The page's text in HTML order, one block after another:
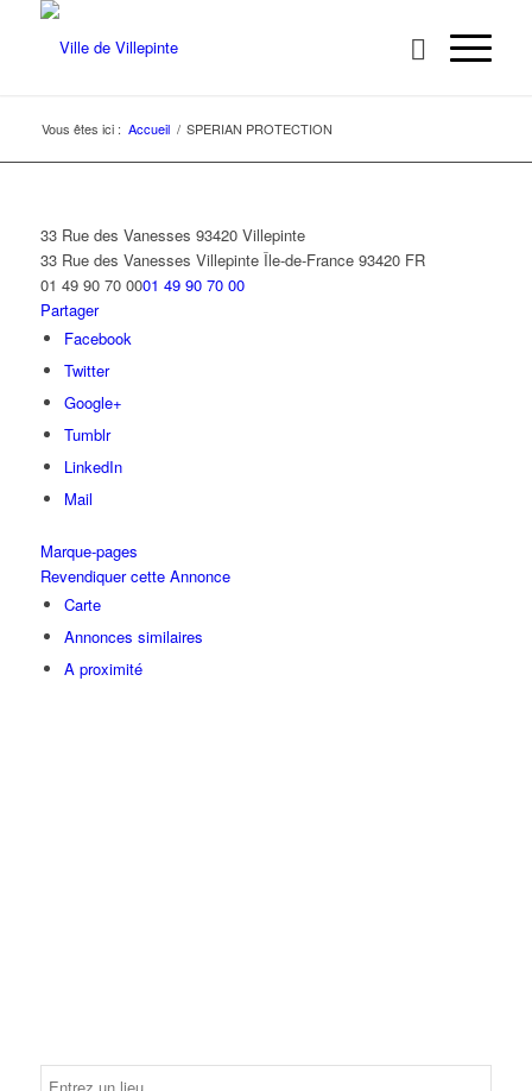
Vous êtes ici : Accueil / SPERIAN PROTECTION
33 Rue des Vanesses 93420 Villepinte
33 Rue des Vanesses Villepinte Île-de-France 93420 FR
01 49 90 70 0001 49 90 70 00
Partager
Facebook
Twitter
Google+
Tumblr
LinkedIn
Mail
Marque-pages
Revendiquer cette Annonce
Carte
Annonces similaires
A proximité